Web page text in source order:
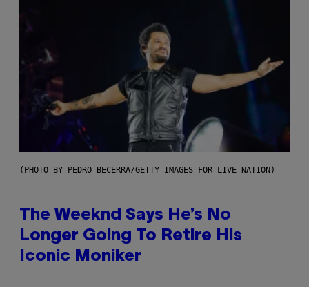
(PHOTO BY PEDRO BECERRA/GETTY IMAGES FOR LIVE NATION)
The Weeknd Says He’s No
Longer Going To Retire His
Iconic Moniker